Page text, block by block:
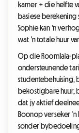
kamer + die helfte
basiese berekening
Sophie kan 'n
wat 'n totale huur
Op die Roomlala-
ondersteunende
studentebehuising,
bekostigbare huur,
dat jy aktief
Boonop verseker
sonder